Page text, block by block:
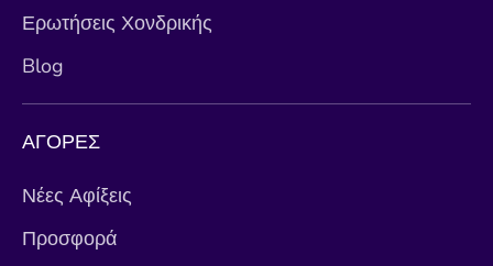
Ερωτήσεις Χονδρικής
Blog
ΑΓΟΡΕΣ
Νέες Αφίξεις
Προσφορά